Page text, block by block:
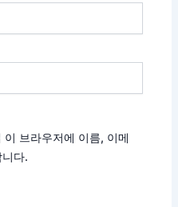
브라우저에 이름, 이메
다.